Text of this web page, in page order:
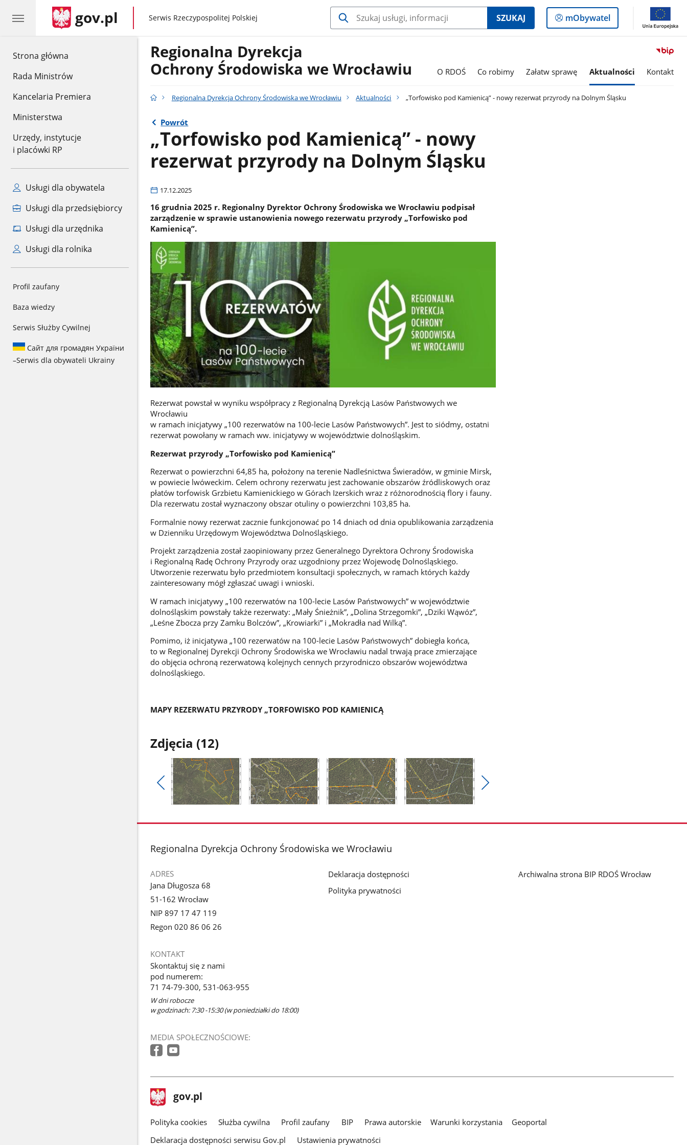
Strona główna
Rada Ministrów
Kancelaria Premiera
Ministerstwa
Urzędy, instytucje
i placówki RP
Usługi dla obywatela
Usługi dla przedsiębiorcy
Usługi dla urzędnika
Usługi dla rolnika
Profil zaufany
Baza wiedzy
Serwis Służby Cywilnej
Сайт для громадян України
–Serwis dla obywateli Ukrainy
gov.pl gov.pl
Serwis Rzeczypospolitej Polskiej SZUKAJ
Logowanie
do
mObywatel
Regionalna Dyrekcja
Ochrony Środowiska we Wrocławiu
O RDOŚ Co robimy Załatw sprawę Aktualności Kontakt
Regionalna Dyrekcja Ochrony Środowiska we Wrocławiu Aktualności „Torfowisko pod Kamienicą” - nowy rezerwat przyrody na Dolnym Śląsku
Powrót
„Torfowisko pod Kamienicą” - nowy
rezerwat przyrody na Dolnym Śląsku
17.12.2025
16 grudnia 2025 r. Regionalny Dyrektor Ochrony Środowiska we Wrocławiu podpisał
zarządzenie w sprawie ustanowienia nowego rezerwatu przyrody „Torfowisko pod
Kamienicą”.
Rezerwat powstał w wyniku współpracy z Regionalną Dyrekcją Lasów Państwowych we
Wrocławiu
w ramach inicjatywy „100 rezerwatów na 100-lecie Lasów Państwowych”. Jest to siódmy, ostatni
rezerwat powołany w ramach ww. inicjatywy w województwie dolnośląskim.
Rezerwat przyrody „Torfowisko pod Kamienicą”
Rezerwat o powierzchni 64,85 ha, położony na terenie Nadleśnictwa Świeradów, w gminie Mirsk,
w powiecie lwóweckim. Celem ochrony rezerwatu jest zachowanie obszarów źródliskowych oraz
płatów torfowisk Grzbietu Kamienickiego w Górach Izerskich wraz z różnorodnością flory i fauny.
Dla rezerwatu został wyznaczony obszar otuliny o powierzchni 103,85 ha.
Formalnie nowy rezerwat zacznie funkcjonować po 14 dniach od dnia opublikowania zarządzenia
w Dzienniku Urzędowym Województwa Dolnośląskiego.
Projekt zarządzenia został zaopiniowany przez Generalnego Dyrektora Ochrony Środowiska
i Regionalną Radę Ochrony Przyrody oraz uzgodniony przez Wojewodę Dolnośląskiego.
Utworzenie rezerwatu było przedmiotem konsultacji społecznych, w ramach których każdy
zainteresowany mógł zgłaszać uwagi i wnioski.
W ramach inicjatywy „100 rezerwatów na 100-lecie Lasów Państwowych” w województwie
dolnośląskim powstały także rezerwaty: „Mały Śnieżnik”, „Dolina Strzegomki”, „Dziki Wąwóz”,
„Leśne Zbocza przy Zamku Bolczów”, „Krowiarki” i „Mokradła nad Wilką”.
Pomimo, iż inicjatywa „100 rezerwatów na 100-lecie Lasów Państwowych” dobiegła końca,
to w Regionalnej Dyrekcji Ochrony Środowiska we Wrocławiu nadal trwają prace zmierzające
do objęcia ochroną rezerwatową kolejnych cennych przyrodniczo obszarów województwa
dolnośląskiego.
MAPY REZERWATU PRZYRODY „TORFOWISKO POD KAMIENICĄ
Zdjęcia (12)
Pokaż
poprzednie
galerii.
galerii.
galerii.
stopka
Regionalna Dyrekcja Ochrony Środowiska we Wrocławiu
ADRES
Jana Długosza 68
51-162 Wrocław
NIP 897 17 47 119
Regon 020 86 06 26
KONTAKT
Skontaktuj się z nami
pod numerem:
71 74-79-300, 531-063-955
W dni robocze
w godzinach: 7:30 -15:30 (w poniedziałki do 18:00)
MEDIA SPOŁECZNOŚCIOWE:
Deklaracja dostępności
Polityka prywatności
Archiwalna strona BIP RDOŚ Wrocław
stopka
gov.pl Strona
gov.pl
gov.pl
Polityka cookies Służba cywilna Profil zaufany BIP Prawa autorskie Warunki korzystania
Geoportal
Deklaracja dostępności serwisu Gov.pl
Ustawienia prywatności